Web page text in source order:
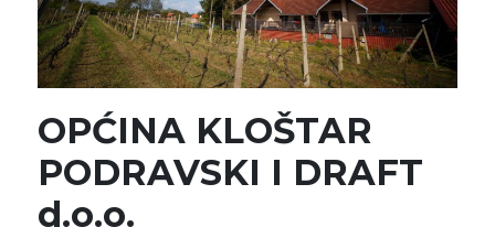
OPĆINA KLOŠTAR
PODRAVSKI I DRAFT
d.o.o.